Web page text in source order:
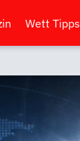
Wett Tipps